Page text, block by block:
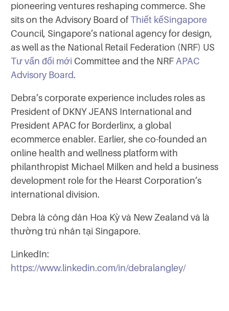
pioneering ventures reshaping commerce. She
sits on the Advisory Board of Thiết kếSingapore
Council, Singapore’s national agency for design,
as well as the National Retail Federation (NRF) US
Tư vấn đổi mới Committee and the NRF APAC
Advisory Board.
Debra’s corporate experience includes roles as
President of DKNY JEANS International and
President APAC for Borderlinx, a global
ecommerce enabler. Earlier, she co-founded an
online health and wellness platform with
philanthropist Michael Milken and held a business
development role for the Hearst Corporation’s
international division.
Debra là công dân Hoa Kỳ và New Zealand và là
thường trú nhân tại Singapore.
LinkedIn:
https://www.linkedin.com/in/debralangley/